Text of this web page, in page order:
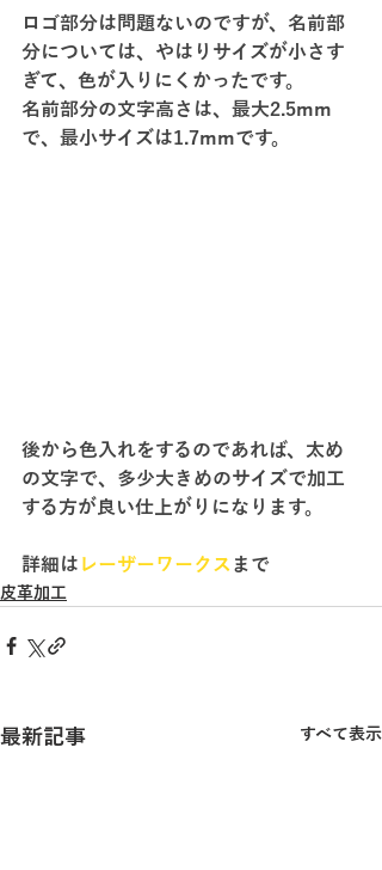
ロゴ部分は問題ないのですが、名前部
分については、やはりサイズが小さす
ぎて、色が入りにくかったです。
名前部分の文字高さは、最大2.5mm
で、最小サイズは1.7mmです。
後から色入れをするのであれば、太め
の文字で、多少大きめのサイズで加工
する方が良い仕上がりになります。
詳細は レーザーワークスまで
皮革加工
最新記事 すべて表示